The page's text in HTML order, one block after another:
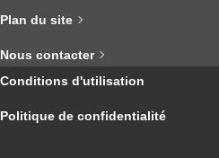
Plan du site
Nous contacter
Conditions d'utilisation
Politique de confidentialité